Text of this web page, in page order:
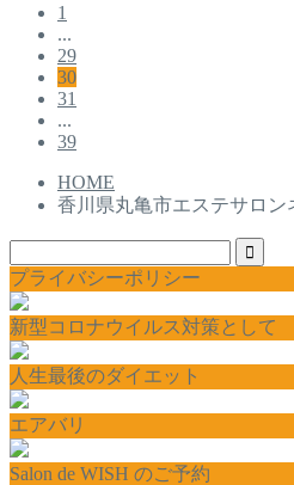
1
...
29
30
31
...
39
HOME
香川県丸亀市エステサロン
プライバシーポリシー
新型コロナウイルス対策として
人生最後のダイエット
エアバリ
Salon de WISH のご予約